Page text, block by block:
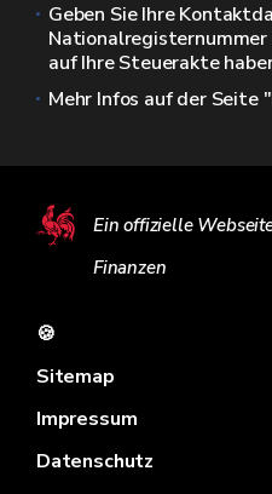
Geben Sie Ihre
auf Ihre Steuerakte
Mehr Infos auf der Seite
Ein offizielle
Finanzen
🍪
Sitemap
Impressum
Datenschutz